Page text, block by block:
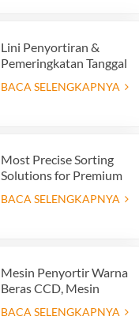
Lini Penyortiran &
Pemeringkatan Tanggal
Nilai Produk dan
BACA SELENGKAPNYA
Most Precise Sorting
Solutions for Premium
Grader powered by
BACA SELENGKAPNYA
Mesin Penyortir Warna
Beras CCD, Mesin
BACA SELENGKAPNYA